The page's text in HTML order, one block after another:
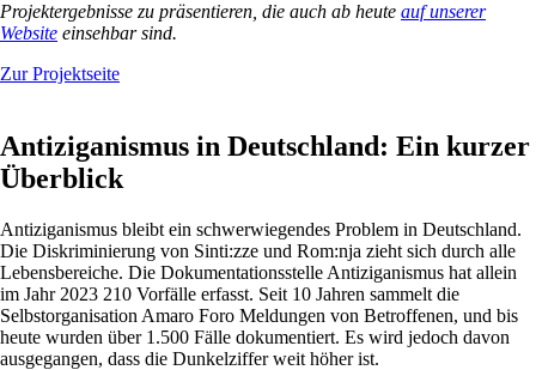
Projektergebnisse zu präsentieren, die auch ab heute auf unserer
Website einsehbar sind.
Zur Projektseite
Antiziganismus in Deutschland: Ein kurzer
Überblick
Antiziganismus bleibt ein schwerwiegendes Problem in Deutschland.
Die Diskriminierung von Sinti:zze und Rom:nja zieht sich durch alle
Lebensbereiche. Die Dokumentationsstelle Antiziganismus hat allein
im Jahr 2023 210 Vorfälle erfasst. Seit 10 Jahren sammelt die
Selbstorganisation Amaro Foro Meldungen von Betroffenen, und bis
heute wurden über 1.500 Fälle dokumentiert. Es wird jedoch davon
ausgegangen, dass die Dunkelziffer weit höher ist.